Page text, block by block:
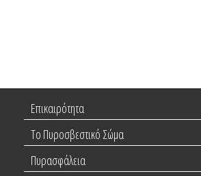
Επικαιρότητα
Το Πυροσβεστικό Σώμα
Πυρασφάλεια